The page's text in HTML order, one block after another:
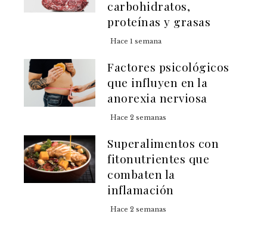
carbohidratos,
proteínas y grasas
Hace 1 semana
Factores psicológicos
que influyen en la
anorexia nerviosa
Hace 2 semanas
Superalimentos con
fitonutrientes que
combaten la
inflamación
Hace 2 semanas